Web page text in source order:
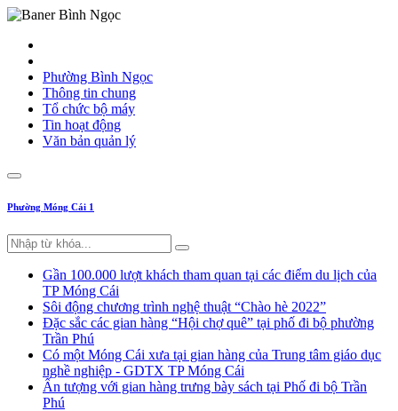
Phường Bình Ngọc
Thông tin chung
Tổ chức bộ máy
Tin hoạt động
Văn bản quản lý
Phường Móng Cái 1
Gần 100.000 lượt khách tham quan tại các điểm du lịch của
TP Móng Cái
Sôi động chương trình nghệ thuật “Chào hè 2022”
Đặc sắc các gian hàng “Hội chợ quê” tại phố đi bộ phường
Trần Phú
Có một Móng Cái xưa tại gian hàng của Trung tâm giáo dục
nghề nghiệp - GDTX TP Móng Cái
Ấn tượng với gian hàng trưng bày sách tại Phố đi bộ Trần
Phú